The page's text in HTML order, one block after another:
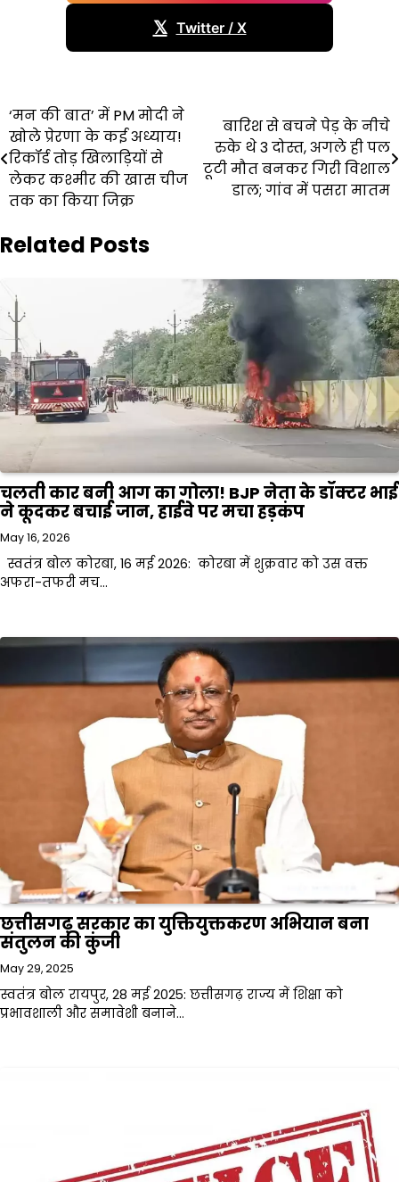
𝕏 Twitter / X
Post
navigation
‘मन की बात’ में PM मोदी ने
खोले प्रेरणा के कई अध्याय!
रिकॉर्ड तोड़ खिलाड़ियों से
लेकर कश्मीर की खास चीज
तक का किया जिक्र
बारिश से बचने पेड़ के नीचे
रुके थे 3 दोस्त, अगले ही पल
टूटी मौत बनकर गिरी विशाल
डाल; गांव में पसरा मातम
Related Posts
चलती कार बनी आग का गोला! BJP नेता के डॉक्टर भाई
ने कूदकर बचाई जान, हाईवे पर मचा हड़कंप
May 16, 2026
स्वतंत्र बोल कोरबा, 16 मई 2026: कोरबा में शुक्रवार को उस वक्त
अफरा-तफरी मच…
छत्तीसगढ़ सरकार का युक्तियुक्तकरण अभियान बना
संतुलन की कुंजी
May 29, 2025
स्वतंत्र बोल रायपुर, 28 मई 2025: छत्तीसगढ़ राज्य में शिक्षा को
प्रभावशाली और समावेशी बनाने…